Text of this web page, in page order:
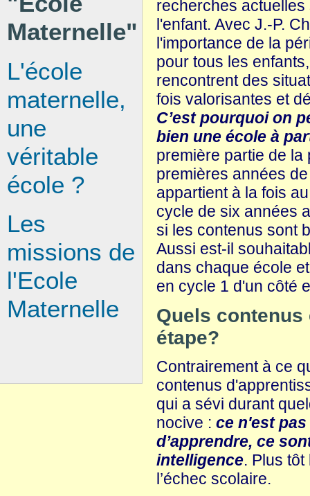
recherches
l'enfant. Avec J.-P.
l'importance de la
pour tous les
rencontrent des
fois valorisantes et
C’est pourquoi on
bien une école à
première partie de
premières années
appartient à la fois
cycle de six années
si les contenus sont
Aussi est-il
dans chaque école
en cycle 1 d'un côté
Quels
étape?
Contrairement à ce
contenus
qui a sévi durant
nocive : ce n'est
d’apprendre, ce
intelligence. Plus
l’échec scolaire.
Maternelle"
L'école
maternelle,
une
véritable
école ?
Les
missions de
l'Ecole
Maternelle